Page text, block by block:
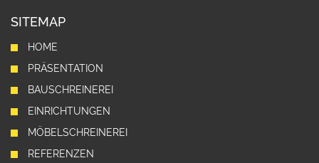
SITEMAP
HOME
PRÄSENTATION
BAUSCHREINEREI
EINRICHTUNGEN
MÖBELSCHREINEREI
REFERENZEN